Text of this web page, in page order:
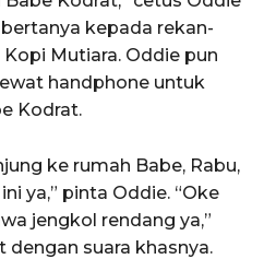
kepada rekan-
Mutiara. Oddie pun
handphone untuk
Kodrat.
ke rumah Babe, Rabu,
ya,” pinta Oddie. “Oke
jengkol rendang ya,”
dengan suara khasnya.